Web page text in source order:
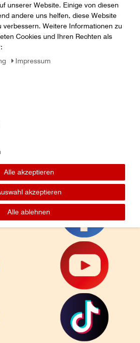
& Noot sowie vielen weiteren
also Ersatzteile für Ihren Pflug,
oder allen Arten von Landmaschinen
erreichen Sie hier:
unserer Website. Einige von diesen
andere uns helfen, diese Website
verbessern. Weitere Informationen zu
Cookies und Ihren Rechten als
Impressum
Alle akzeptieren
akzeptieren
Alle ablehnen